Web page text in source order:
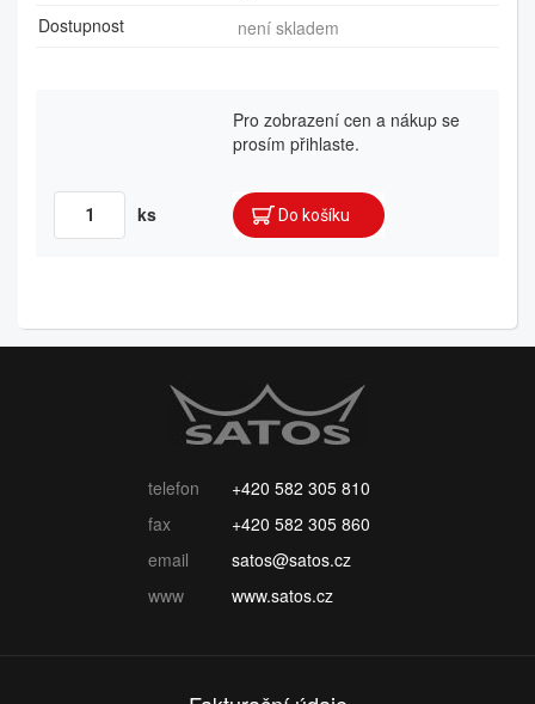
Dostupnost
není skladem
Pro zobrazení cen a nákup se
prosím přihlaste.
ks
telefon
+420 582 305 810
fax
+420 582 305 860
email
satos@satos.cz
www
www.satos.cz